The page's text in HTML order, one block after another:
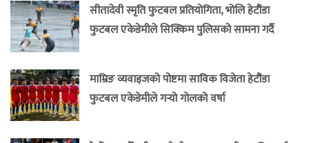
सीतादेवी स्मृति फुटबल प्रतियोगिता, भोलि हेटौंडा
फुटबल एकेडेमीले सिक्किम पुलिसको सामना गर्दै
माम्रिङ व्यवाइजको पोष्टमा साविक विजेता हेटौंडा
फुटबल एकेडेमीले गर्‍यो गोलको वर्षा